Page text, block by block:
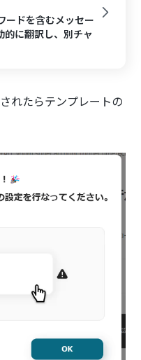
ドを含むメッセー
に翻訳し、別チャ
れたらテンプレートの